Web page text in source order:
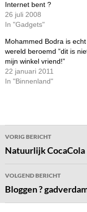
Internet bent ?
26 juli 2008
In "Gadgets"
Mohammed Bodra is echt
wereld beroemd ”dit is
mijn winkel vriend!”
22 januari 2011
In "Binnenland"
Bericht
navigatie
VORIG BERICHT
Natuurlijk CocaCola
VOLGEND BERICHT
Bloggen ?